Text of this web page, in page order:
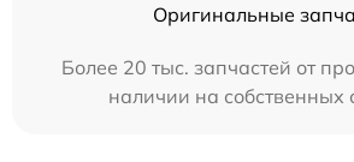
Оригинальные
Более 20 тыс. запчастей от
наличии на собственных